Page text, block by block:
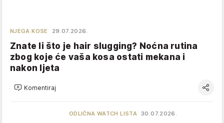
NJEGA KOSE 29.07.2026.
Znate li što je hair slugging? Noćna rutina
zbog koje će vaša kosa ostati mekana i
nakon ljeta
Komentiraj
ODLIČNA WATCH LISTA 30.07.2026.